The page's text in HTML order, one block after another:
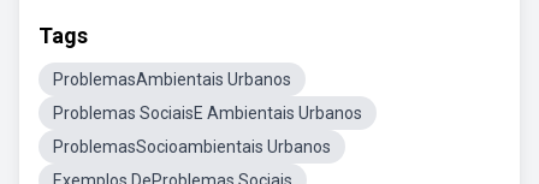
Tags
ProblemasAmbientais Urbanos
Problemas SociaisE Ambientais Urbanos
ProblemasSocioambientais Urbanos